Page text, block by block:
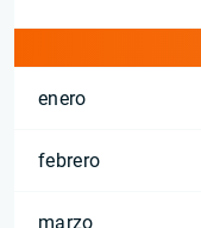
enero
febrero
marzo